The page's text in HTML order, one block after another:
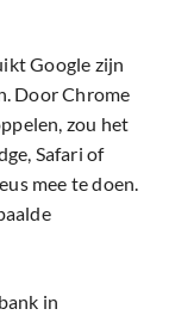
Google zijn
Door Chrome
zou het
Safari of
mee te doen.
in